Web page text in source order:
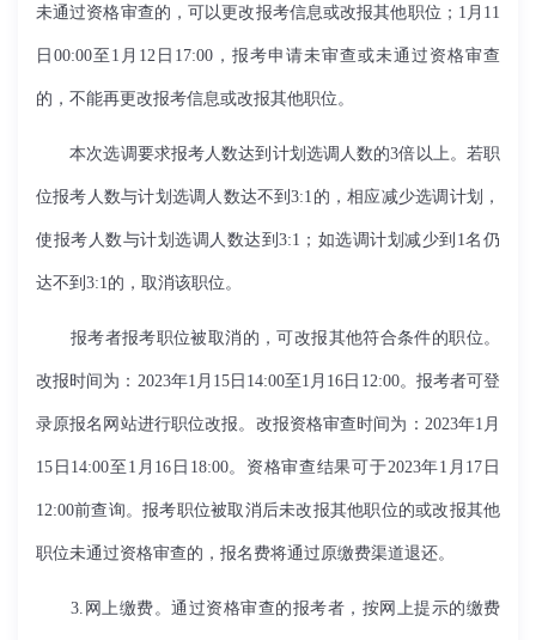
未通过资格审查的，可以更改报考信息或改报其他职位； 1 月 11
日 00:00至 1 月 12 日 17:00 ，报考申请未审查或未通过资格审查
的，不能再更改报考信息或改报其他职位。
本次选调要求报考人数达到计划选调人数的3倍以上。若职
位报考人数与计划选调人数达不到3:1 的，相应减少选调计划，
使报考人数与计划选调人数达到3:1 ；如选调计划减少到 1名仍
达不到 3:1 的，取消该职位。
报考者报考职位被取消的，可改报其他符合条件的职位。
改报时间为： 2023年1 月 15日 14:00至1 月 16日 12:00。报考者可登
录原报名网站进行职位改报。改报资格审查时间为： 2023年1 月
15 日 14:00至 1 月 16 日 18:00。资格审查结果可于2023年1 月 17 日
12:00前查询。报考职位被取消后未改报其他职位的或改报其他
职位未通过资格审查的，报名费将通过原缴费渠道退还。
3. 网上缴费。通过资格审查的报考者，按网上提示的缴费